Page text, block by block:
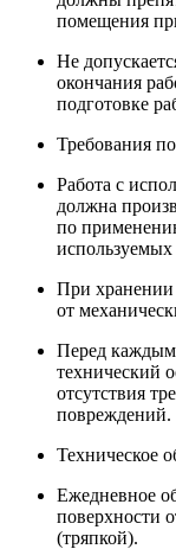
помещения
Не
окончания
подготовке
Требования
Работа с
должна
по
используемых
При
от
Перед
технический
отсутствия
повреждений.
Техническое
Ежедневное
поверхности
(тряпкой).